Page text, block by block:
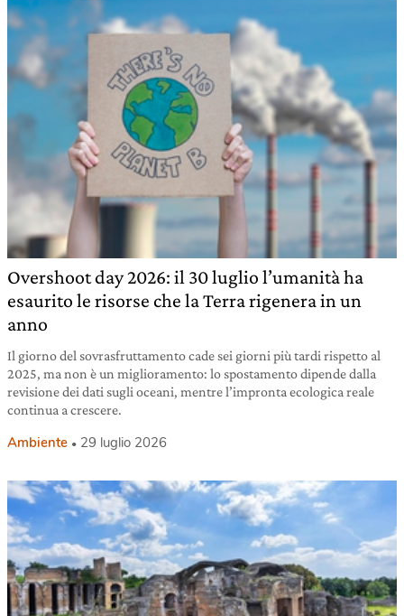
Overshoot day 2026: il 30 luglio l’umanità ha
esaurito le risorse che la Terra rigenera in un
anno
Il giorno del sovrasfruttamento cade sei giorni più tardi rispetto al
2025, ma non è un miglioramento: lo spostamento dipende dalla
revisione dei dati sugli oceani, mentre l’impronta ecologica reale
continua a crescere.
Ambiente 29 luglio 2026